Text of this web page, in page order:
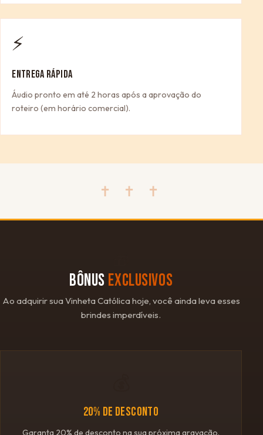
⚡
ENTREGA RÁPIDA
Áudio pronto em até 2 horas após a aprovação do
roteiro (em horário comercial).
✝ ✝ ✝
BÔNUS EXCLUSIVOS
Ao adquirir sua Vinheta Católica hoje, você ainda leva esses
brindes imperdíveis.
20% DE DESCONTO
Garanta 20% de desconto na sua próxima gravação.